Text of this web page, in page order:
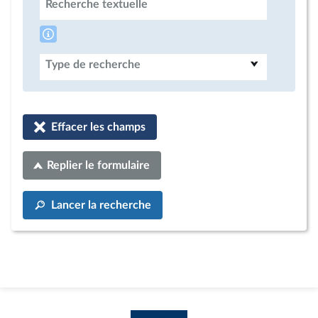
Recherche textuelle
Type de recherche
Effacer les champs
Replier le formulaire
Lancer la recherche